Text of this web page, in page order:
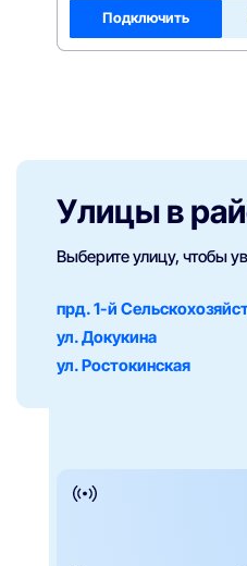
Подключить
Улицы в
Выберите улицу, чтобы
прд. 1-й
ул. Докукина
ул. Ростокинская